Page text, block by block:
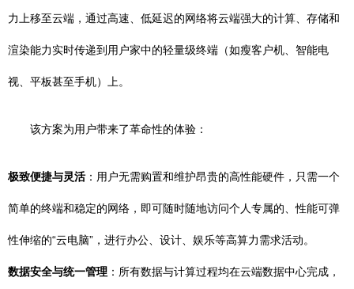
力上移至云端，通过高速、低延迟的网络将云端强大的计算、存储和
渲染能力实时传递到用户家中的轻量级终端（如瘦客户机、智能电
视、平板甚至手机）上。
该方案为用户带来了革命性的体验：
极致便捷与灵活 ：用户无需购置和维护昂贵的高性能硬件，只需一个
简单的终端和稳定的网络，即可随时随地访问个人专属的、性能可弹
性伸缩的“云电脑”，进行办公、设计、娱乐等高算力需求活动。
数据安全与统一管理 ：所有数据与计算过程均在云端数据中心完成，